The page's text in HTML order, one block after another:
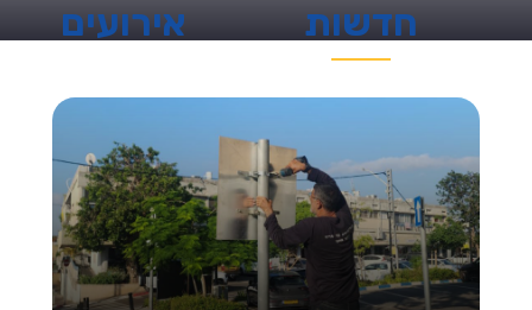
חדשות אירועים